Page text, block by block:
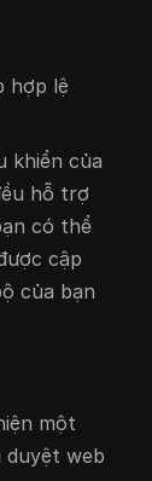
hợp lệ
khiển của
hỗ trợ
có thể
cập
của bạn
một
duyệt web